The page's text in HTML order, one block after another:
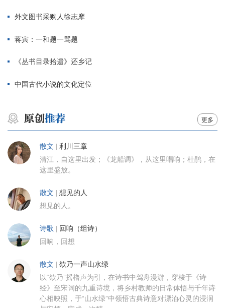
外文图书采购人徐志摩
蒋寅：一和题一骂题
《丛书目录拾遗》还乡记
中国古代小说的文化定位
更多
散文 | 利川三章
清江，自这里出发；《龙船调》，从这里唱响；杜鹃，在
这里盛放。
散文 | 想见的人
想见的人。
诗歌 | 回响（组诗）
回响，回想
散文 | 欸乃一声山水绿
以“欸乃”摇橹声为引，在诗书中驾舟漫游，穿梭于《诗
经》至宋词的九重诗境，将乡村教师的日常体悟与千年诗
心相映照，于“山水绿”中领悟古典诗意对漂泊心灵的浸润